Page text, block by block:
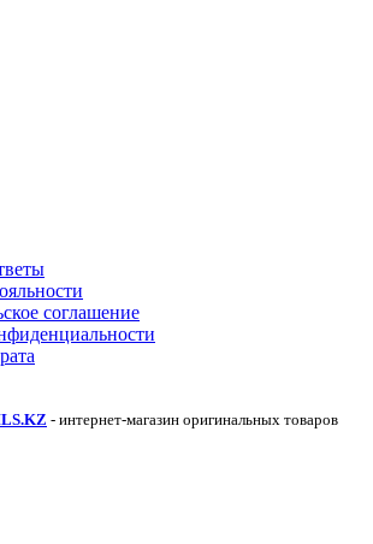
соглашение
- интернет-магазин оригинальных товаров